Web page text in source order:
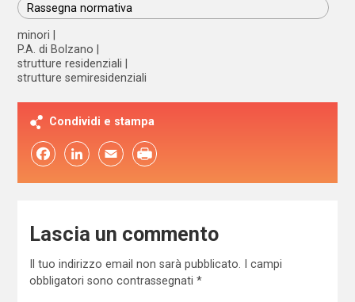
Rassegna normativa
minori
P.A. di Bolzano
strutture residenziali
strutture semiresidenziali
Condividi e stampa
FacebookLinkedIn Email
Lascia un commento
Il tuo indirizzo email non sarà pubblicato.
I campi
obbligatori sono contrassegnati *